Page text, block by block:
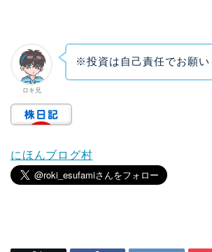
ロキ兄
※投資は自己責任でお願い
にほんブログ村